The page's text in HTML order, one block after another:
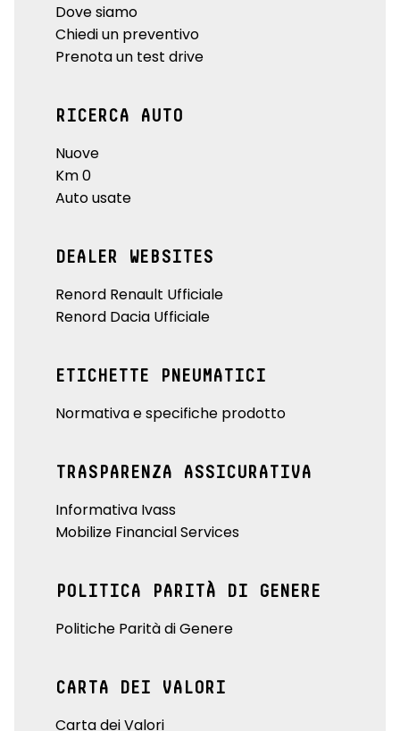
Dove siamo
Chiedi un preventivo
Prenota un test drive
RICERCA AUTO
Nuove
Km 0
Auto usate
DEALER WEBSITES
Renord Renault Ufficiale
Renord Dacia Ufficiale
ETICHETTE PNEUMATICI
Normativa e specifiche prodotto
TRASPARENZA ASSICURATIVA
Informativa Ivass
Mobilize Financial Services
POLITICA PARITÀ DI GENERE
Politiche Parità di Genere
CARTA DEI VALORI
Carta dei Valori